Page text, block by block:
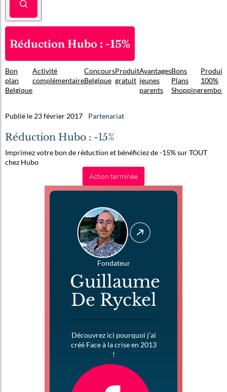
Réduction Hubo : -15%
Bon
plan
Belgique
Activité
complémentaire
Concours
Belgique
Produit
gratuit
Avantages
jeunes
parents
Bons
Plans
Shopping
Produit
100%
Publié le 23 février 2017 Partenariat
Réduction Hubo : -15%
Imprimez votre bon de réduction et bénéficiez de -15% sur TOUT
chez Hubo
Action terminée
Fondateur
Guillaume
De Ryckel
Découvrez ici pourquoi j’ai
créé Face à la crise en 2013
!